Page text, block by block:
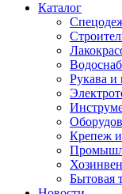
Каталог
Рукава и
Крепеж и
Бытовая